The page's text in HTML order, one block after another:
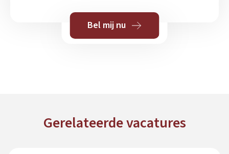
Bel mij nu
Gerelateerde vacatures